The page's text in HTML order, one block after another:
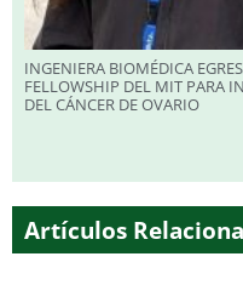
INGENIERA BIOMÉDICA
FELLOWSHIP DEL MIT PARA
DEL CÁNCER DE OVARIO
Artículos